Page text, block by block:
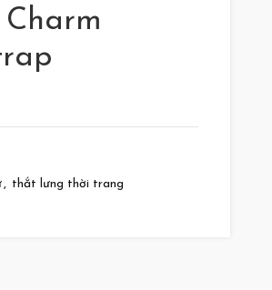
, thắt lưng thời trang